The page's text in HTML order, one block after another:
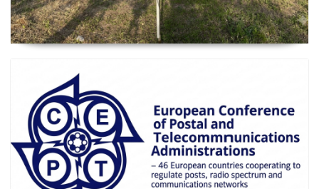
Manyetik Lup Anten (Magnetic Loop Antenna)